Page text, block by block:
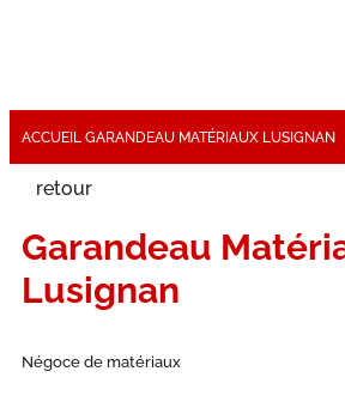
ACCUEIL GARANDEAU MATÉRIAUX LUSIGNAN
retour
Garandeau
Lusignan
Négoce de matériaux